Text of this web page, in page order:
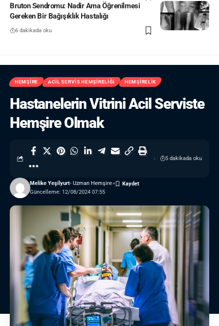
Bruton Sendromu: Nadir Ama Öğrenilmesi
Gereken Bir Bağışıklık Hastalığı
6 dakikada oku
HEMŞIRE ACIL SERVIS HEMŞIRELIĞI HEMŞIRELIK
Hastanelerin Vitrini Acil Serviste
Hemşire Olmak
Güncelleme: 12/08/2024 07:55
Melike Yeşilyurt- Uzman Hemşire
5 dakikada oku